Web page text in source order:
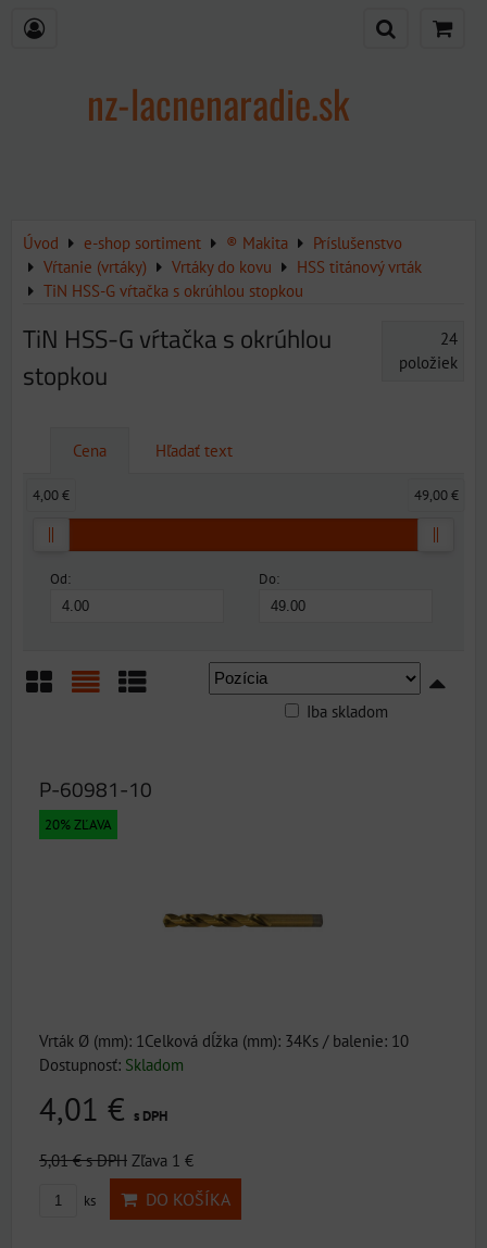
nz-lacnenaradie.sk
Úvod e-shop sortiment ® Makita
Príslušenstvo
Vŕtanie (vrtáky)
Vrtáky do kovu
HSS titánový vrták
TiN HSS-G vŕtačka s okrúhlou stopkou
TiN HSS-G vŕtačka s okrúhlou
stopkou
24
položiek
Cena Hľadať text
Od: Do:
4,00 € 49,00 €
Iba skladom
P-60981-10
20% ZĽAVA
Vrták Ø (mm): 1Celková dĺžka (mm): 34Ks / balenie: 10
Dostupnosť: Skladom
4,01 € s DPH
5,01 €s DPH Zľava 1 €
ks DO KOŠÍKA